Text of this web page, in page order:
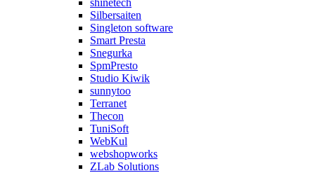
Silbersaiten
Singleton software
Smart Presta
Snegurka
SpmPresto
Studio Kiwik
sunnytoo
Terranet
Thecon
TuniSoft
WebKul
webshopworks
ZLab Solutions